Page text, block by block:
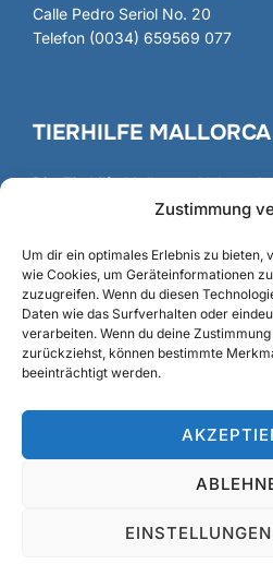
Zustimmung
Um dir ein optimales Erlebnis zu bieten,
wie Cookies, um Geräteinformationen
zuzugreifen. Wenn du diesen
Daten wie das Surfverhalten oder
verarbeiten. Wenn du deine
zurückziehst, können bestimmte
beeinträchtigt werden.
Calle Pedro Seriol No. 20
Telefon (0034) 659569 077
TIERHILFE MALLORCA
DieTierhilfe Mallorcae.V.
gemeinnütziger Verein registriert
Gründung/Fundación
SUCHE
Copyright © 2026